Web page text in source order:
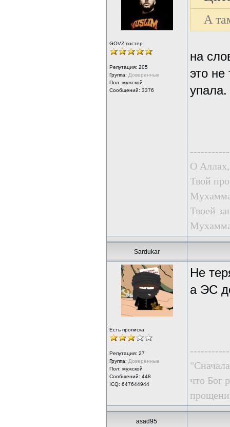
GOVZ-постер
Репутация: 205
Группа: Доверенные
Пол: мужской
Сообщений: 3376
А
на
это не
упала.
О Аллах,
Твой
Твоей
Sardukar
Есть прописка
Репутация: 27
Группа: Доверенные
Пол: мужской
Сообщений: 448
ICQ: 647644944
Не
а ЭС
что Бог
asad95